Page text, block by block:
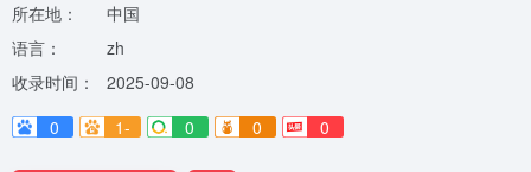
所在地：
中国
语言：
zh
收录时间：
2025-09-08
0
1- 0 0 0